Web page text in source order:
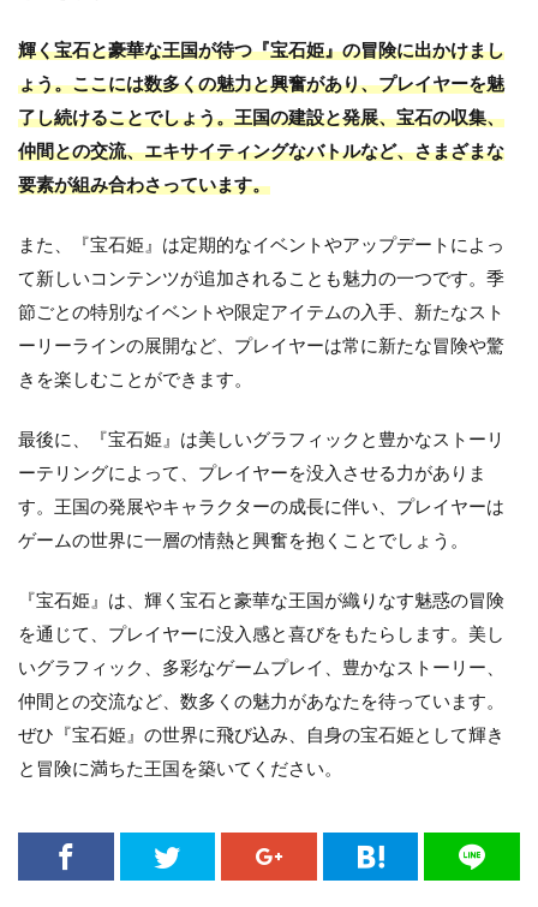
輝く宝石と豪華な王国が待つ『宝石姫』の冒険に出かけまし
ょう。ここには数多くの魅力と興奮があり、プレイヤーを魅
了し続けることでしょう。王国の建設と発展、宝石の収集、
仲間との交流、エキサイティングなバトルなど、さまざまな
要素が組み合わさっています。
また、『宝石姫』は定期的なイベントやアップデートによっ
て新しいコンテンツが追加されることも魅力の一つです。季
節ごとの特別なイベントや限定アイテムの入手、新たなスト
ーリーラインの展開など、プレイヤーは常に新たな冒険や驚
きを楽しむことができます。
最後に、『宝石姫』は美しいグラフィックと豊かなストーリ
ーテリングによって、プレイヤーを没入させる力がありま
す。王国の発展やキャラクターの成長に伴い、プレイヤーは
ゲームの世界に一層の情熱と興奮を抱くことでしょう。
『宝石姫』は、輝く宝石と豪華な王国が織りなす魅惑の冒険
を通じて、プレイヤーに没入感と喜びをもたらします。美し
いグラフィック、多彩なゲームプレイ、豊かなストーリー、
仲間との交流など、数多くの魅力があなたを待っています。
ぜひ『宝石姫』の世界に飛び込み、自身の宝石姫として輝き
と冒険に満ちた王国を築いてください。